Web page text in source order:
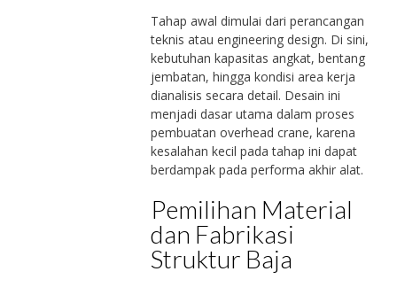
Tahap awal dimulai dari perancangan
teknis atau engineering design. Di sini,
kebutuhan kapasitas angkat, bentang
jembatan, hingga kondisi area kerja
dianalisis secara detail. Desain ini
menjadi dasar utama dalam proses
pembuatan overhead crane, karena
kesalahan kecil pada tahap ini dapat
berdampak pada performa akhir alat.
Pemilihan Material
dan Fabrikasi
Struktur Baja